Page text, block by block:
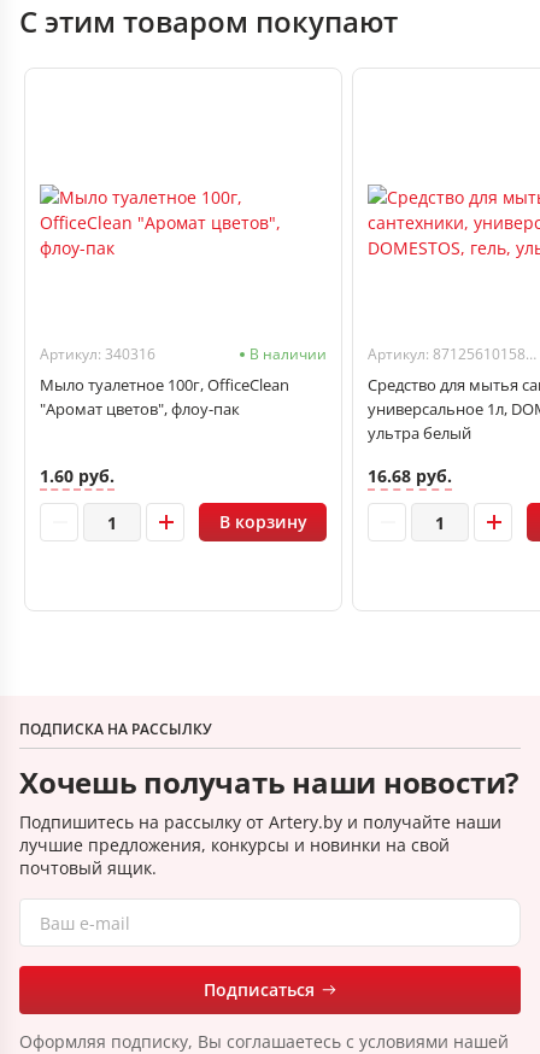
С этим товаром покупают
Артикул: 340316 В наличии
Мыло туалетное 100г, OfficeClean
"Аромат цветов", флоу-пак
1.60 руб.
В корзину
Артикул: 8712561015875
Средство для мытья
универсальное 1л,
ультра белый
16.68 руб.
ПОДПИСКА НА РАССЫЛКУ
Хочешь получать наши новости?
Подпишитесь на рассылку от Artery.by и получайте наши
лучшие предложения, конкурсы и новинки на свой
почтовый ящик.
Подписаться
Оформляя подписку, Вы соглашаетесь с условиями нашей